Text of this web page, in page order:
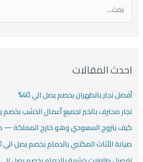
المقالات
نجار بالظهران بخصم يصل الي 40%
محترف بالخبر لجميع أعمال الخشب بخصم يصل الي
يتزوج السعودي وهو خارج المملكة — دليل
الأثاث المكتبي بالدمام بخصم يصل الي 40%